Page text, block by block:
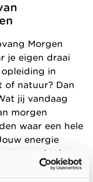
Morgen
je eigen draai
opleiding in
of natuur? Dan
jij vandaag
morgen
waar een hele
energie
van de dag.